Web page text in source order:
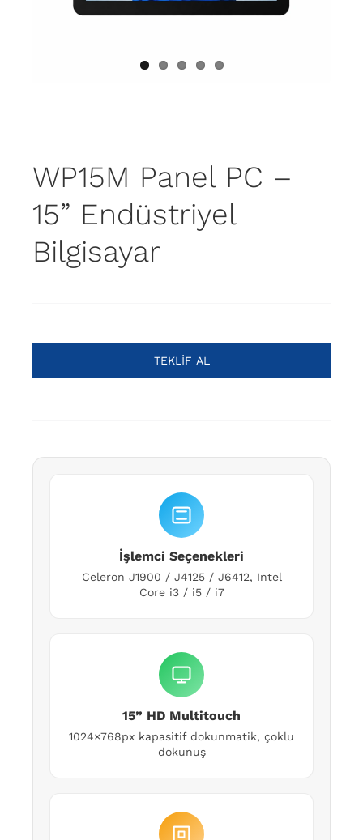
WP15M Panel PC –
15” Endüstriyel
Bilgisayar
TEKLIF AL
İşlemci Seçenekleri
Celeron J1900 / J4125 / J6412, Intel
Core i3 / i5 / i7
15” HD Multitouch
1024×768px kapasitif dokunmatik, çoklu
dokunuş